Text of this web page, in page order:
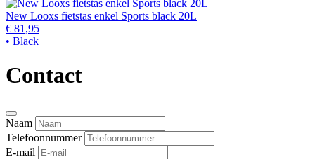
New Looxs fietstas enkel Sports black 20L
€ 81,95
• Black
Contact
Naam
Telefoonnummer
E-mail